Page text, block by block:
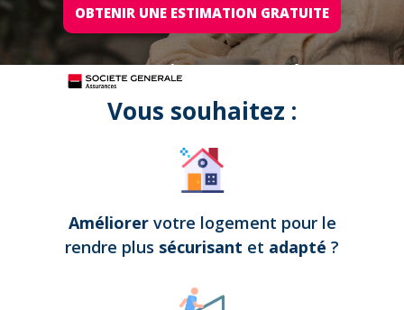
OBTENIR UNE ESTIMATION GRATUITE
Tous nos projets sont assurés par
Vous souhaitez :
Améliorer votre logement pour le
rendre plus sécurisant et adapté ?